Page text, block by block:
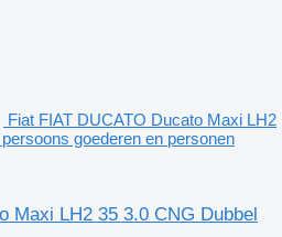
Fiat FIAT DUCATO Ducato Maxi LH2
goederen en personen
Maxi LH2 35 3.0 CNG Dubbel